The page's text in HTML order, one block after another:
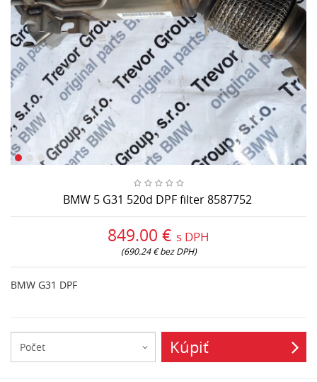
BMW 5 G31 520d DPF filter 8587752
849.00 € s DPH
(690.24 € bez DPH)
BMW G31 DPF
Kúpiť